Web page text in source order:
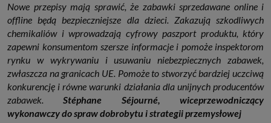
2. Masz również prawo żądania dostępu do Twoich danych osobowych, ich
sprostowania, usunięcia lub ograniczenia przetwarzania, prawo do
przeniesienia danych, wyrażenia sprzeciwu wobec przetwarzania danych
oraz prawo do wniesienia skargi do organu nadzorczego, którym w Polsce
jest Prezes Urzędu Ochrony Danych Osobowych.
Pod tym adresem
znajdziesz dodatkowe informacje dotyczące przetwarzania danych i
Twoich uprawnień.
Nowe przepisy mają sprawić, że zabawki sprzedawane online i
offline będą bezpieczniejsze dla dzieci. Zakazują szkodliwych
chemikaliów i wprowadzają cyfrowy paszport produktu, który
zapewni konsumentom szersze informacje i pomoże inspektorom
rynku w wykrywaniu i usuwaniu niebezpiecznych zabawek,
zwłaszcza na granicach UE. Pomoże to stworzyć bardziej uczciwą
konkurencję i równe warunki działania dla unijnych producentów
zabawek.Stéphane Séjourné, wiceprzewodniczący
wykonawczy do spraw dobrobytu i strategii przemysłowej